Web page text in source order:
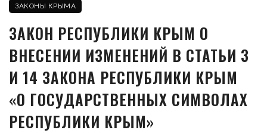
ЗАКОНЫ КРЫМА
ЗАКОН РЕСПУБЛИКИ КРЫМ О
ВНЕСЕНИИ ИЗМЕНЕНИЙ В СТАТЬИ 3
И 14 ЗАКОНА РЕСПУБЛИКИ КРЫМ
«О ГОСУДАРСТВЕННЫХ СИМВОЛАХ
РЕСПУБЛИКИ КРЫМ»